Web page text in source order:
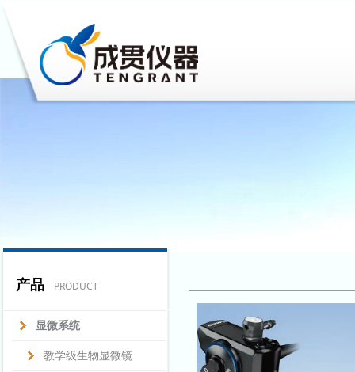
产品 PRODUCT
显微系统
教学级生物显微镜